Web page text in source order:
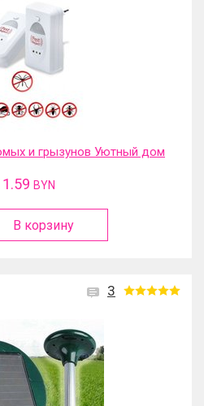
и грызунов Уютный дом
BYN
В корзину
3